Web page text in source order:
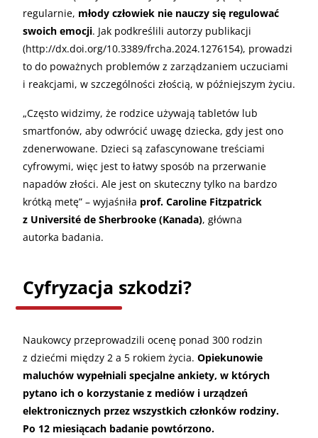
regularnie, młody człowiek nie nauczy się regulować
swoich emocji. Jak podkreślili autorzy publikacji
(http://dx.doi.org/10.3389/frcha.2024.1276154), prowadzi
to do poważnych problemów z zarządzaniem uczuciami
i reakcjami, w szczególności złością, w późniejszym życiu.
„Często widzimy, że rodzice używają tabletów lub
smartfonów, aby odwrócić uwagę dziecka, gdy jest ono
zdenerwowane. Dzieci są zafascynowane treściami
cyfrowymi, więc jest to łatwy sposób na przerwanie
napadów złości. Ale jest on skuteczny tylko na bardzo
krótką metę” – wyjaśniła prof. Caroline Fitzpatrick
z Université de Sherbrooke (Kanada), główna
autorka badania.
Cyfryzacja szkodzi?
Naukowcy przeprowadzili ocenę ponad 300 rodzin
z dziećmi między 2 a 5 rokiem życia. Opiekunowie
maluchów wypełniali specjalne ankiety, w których
pytano ich o korzystanie z mediów i urządzeń
elektronicznych przez wszystkich członków rodziny.
Po 12 miesiącach badanie powtórzono.